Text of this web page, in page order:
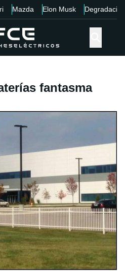
Mazda Elon Musk Degradación
fantasma